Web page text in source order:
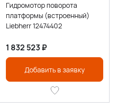
Гидромотор поворота
платформы (встроенный)
Liebherr 12474402
1 832 523₽
Добавить в заявку